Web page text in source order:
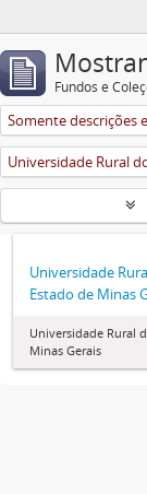
Fundos e
Somente descrições
Universidade
Estado de Minas
Universidade Rural
Minas Gerais